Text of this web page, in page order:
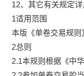
12、其它有关规定
1适用范围
本版《单卷交易规
2总则
2.1本规则根据《中